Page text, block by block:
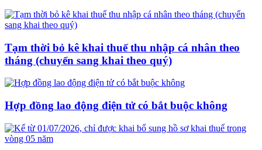
Tạm thời bỏ kê khai thuế thu nhập cá nhân theo
tháng (chuyển sang khai theo quý)
Hợp đồng lao động điện tử có bắt buộc không